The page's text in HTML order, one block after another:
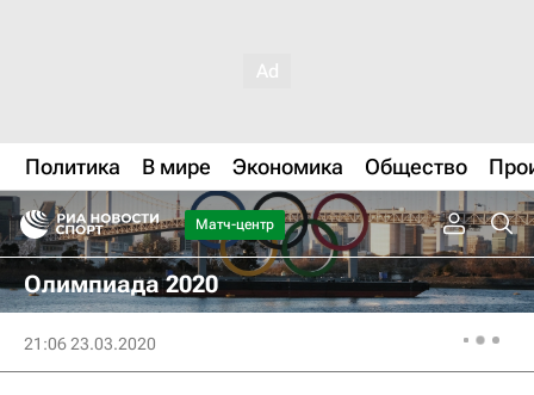
Политика В мире Экономика Общество
Матч-центр
Олимпиада 2020
21:06 23.03.2020